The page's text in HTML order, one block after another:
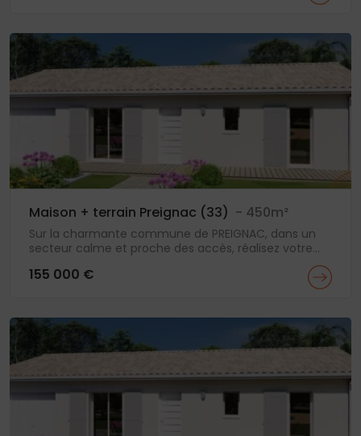
Maison + terrain Preignac (33) - 450m²
Sur la charmante commune de PREIGNAC, dans un
secteur calme et proche des accès, réalisez votre...
155 000 €